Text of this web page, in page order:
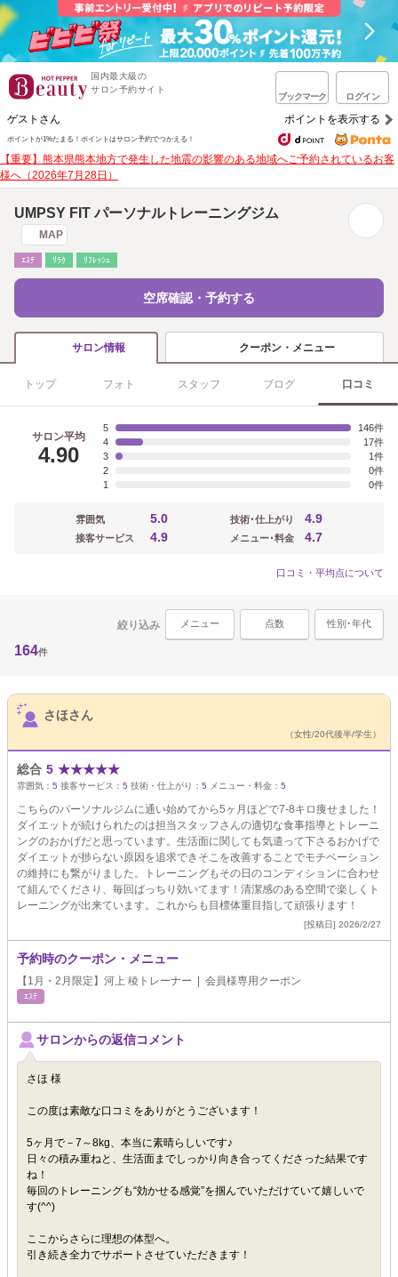
国内最大級の
サロン予約サイト
ブックマーク ログイン
ゲストさん ポイントを表示する
ポイントが1%たまる！ ポイントはサロン予約でつかえる！
【重要】熊本県熊本地方で発生した地震の影響のある地域へご予約されているお客
様へ（2026年7月28日）
UMPSY FIT パーソナルトレーニングジム
MAP
ｴｽﾃ ﾘﾗｸ ﾘﾌﾚｯｼｭ
空席確認・予約する
サロン情報 クーポン・メニュー
トップ フォト スタッフ ブログ 口コミ
サロン平均
4.90
5
146
4
17
3
1
2
0
1
0
雰囲気 5.0
接客サービス 4.9
技術･仕上がり 4.9
メニュー･料金 4.7
口コミ・平均点について
絞り込み メニュー 点数 性別･年代
164件
サロンPick Up
さほさん
（女性/20代後半/学生）
総合 5 ★★★★★
雰囲気： 5 接客サービス： 5 技術・仕上がり： 5 メニュー・料金： 5
こちらのパーソナルジムに通い始めてから5ヶ月ほどで7-8キロ痩せました！
ダイエットが続けられたのは担当スタッフさんの適切な食事指導とトレーニ
ングのおかげだと思っています。生活面に関しても気遣って下さるおかげで
ダイエットが捗らない原因を追求できそこを改善することでモチベーション
の維持にも繋がりました。トレーニングもその日のコンディションに合わせ
て組んでくださり、毎回ばっちり効いてます！清潔感のある空間で楽しくト
レーニングが出来ています。これからも目標体重目指して頑張ります！
[投稿日] 2026/2/27
予約時のクーポン・メニュー
【1月・2月限定】河上 稜トレーナー | 会員様専用クーポン
ｴｽﾃ
サロンからの返信コメント
さほ 様
この度は素敵な口コミをありがとうございます！
5ヶ月で－7～8kg、本当に素晴らしいです♪
日々の積み重ねと、生活面までしっかり向き合ってくださった結果です
ね！
毎回のトレーニングも“効かせる感覚”を掴んでいただけていて嬉しいで
す(^^)
ここからさらに理想の体型へ。
引き続き全力でサポートさせていただきます！